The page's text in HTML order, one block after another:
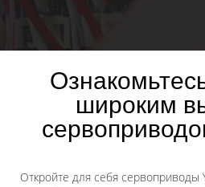
широким
Откройте для себя сервоприводы